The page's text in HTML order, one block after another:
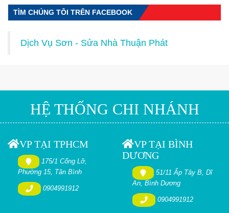
TÌM CHÚNG TÔI TRÊN FACEBOOK
Dịch Vụ Sơn - Sửa Nhà Thuận Phát
HỆ THỐNG CHI NHÁNH
VP TẠI TPHCM
175/1 Cống Lỡ,
Phường 15, Tân Bình
0904991912
VP TẠI BÌNH
DƯƠNG
51/11 Ấp Tây B, Dĩ
An, Bình Dương
0904991912